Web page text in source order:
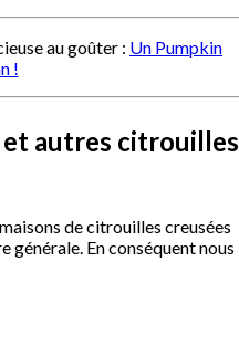
au goûter : Un Pumpkin
!
et autres citrouilles
de citrouilles creusées
générale. En conséquent nous